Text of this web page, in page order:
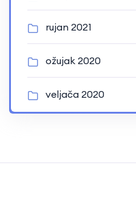
rujan 2021
ožujak 2020
veljača 2020